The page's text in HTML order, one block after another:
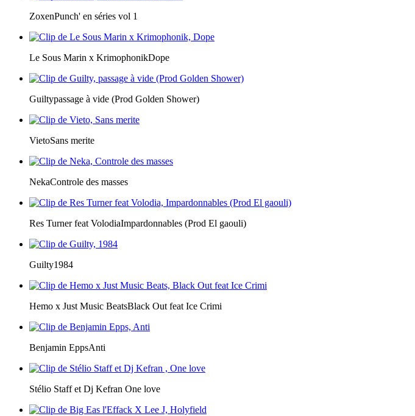
ZoxenPunch' en séries vol 1
Le Sous Marin x KrimophonikDope
Guiltypassage à vide (Prod Golden Shower)
VietoSans merite
NekaControle des masses
Res Turner feat VolodiaImpardonnables (Prod El gaouli)
Guilty1984
Hemo x Just Music BeatsBlack Out feat Ice Crimi
Benjamin EppsAnti
Stélio Staff et Dj Kefran One love